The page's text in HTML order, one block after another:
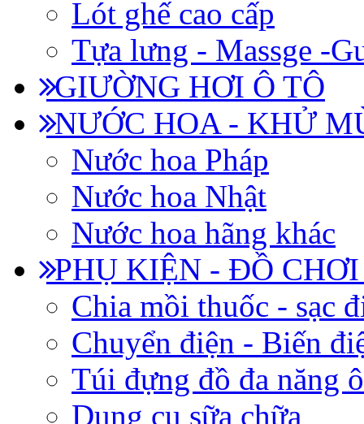
Lót ghế cao cấp
Tựa lưng - Massge -
GIƯỜNG HƠI Ô TÔ
NƯỚC HOA - KHỬ
Nước hoa Pháp
Nước hoa Nhật
Nước hoa hãng khác
PHỤ KIỆN - ĐỒ
Chia mồi thuốc - sạc
Chuyển điện - Biến
Túi đựng đồ đa năng
Dụng cụ sữa chữa